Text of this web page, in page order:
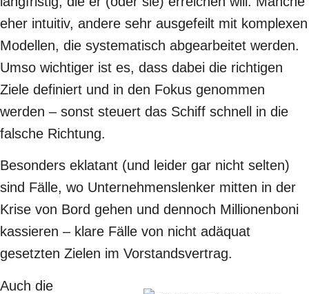
eher intuitiv, andere sehr ausgefeilt mit komplexen
Modellen, die systematisch abgearbeitet werden.
Umso wichtiger ist es, dass dabei die richtigen
Ziele definiert und in den Fokus genommen
werden – sonst steuert das Schiff schnell in die
falsche Richtung.
Besonders eklatant (und leider gar nicht selten)
sind Fälle, wo Unternehmenslenker mitten in der
Krise von Bord gehen und dennoch Millionenboni
kassieren – klare Fälle von nicht adäquat
gesetzten Zielen im Vorstandsvertrag.
Auch die